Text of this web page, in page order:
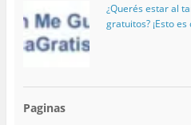
¿Querés estar al
gratuitos? ¡Esto es
Paginas